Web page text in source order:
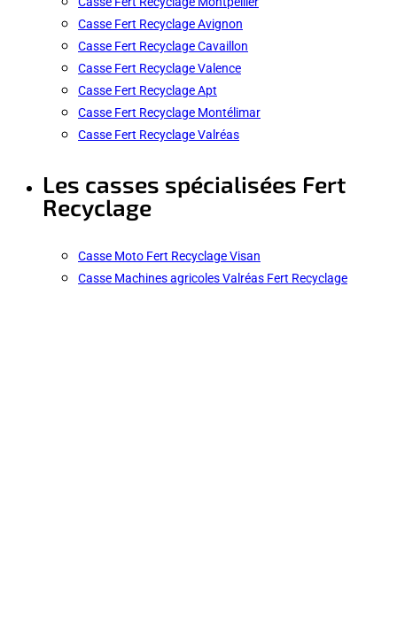
Casse Fert Recyclage Avignon
Casse Fert Recyclage Cavaillon
Casse Fert Recyclage Valence
Casse Fert Recyclage Apt
Casse Fert Recyclage Montélimar
Casse Fert Recyclage Valréas
Les casses spécialisées Fert
Recyclage
Casse Moto Fert Recyclage Visan
Casse Machines agricoles Valréas Fert Recyclage